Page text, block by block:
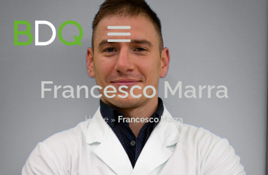
Francesco Marra
Home » Francesco Marra